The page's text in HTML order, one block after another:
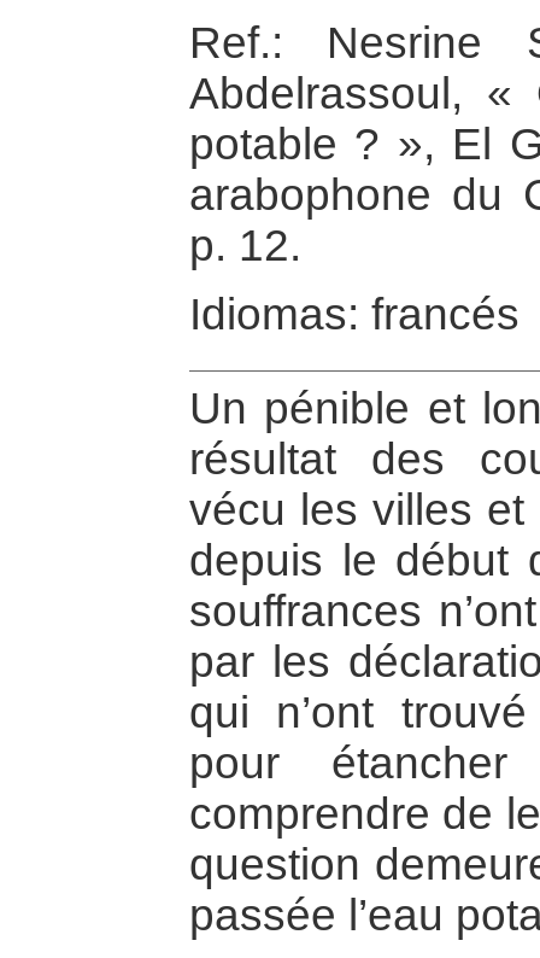
Ref.: Nesrine
Abdelrassoul, «
potable ? », El
arabophone du
p. 12.
Idiomas: francés
Un pénible et
résultat des
vécu les villes
depuis le début
souffrances
par les
qui n’ont
pour
comprendre de
question
passée l’eau